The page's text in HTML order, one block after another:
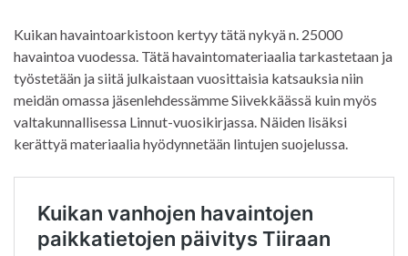
Kuikan havaintoarkistoon kertyy tätä nykyä n. 25000
havaintoa vuodessa. Tätä havaintomateriaalia tarkastetaan ja
työstetään ja siitä julkaistaan vuosittaisia katsauksia niin
meidän omassa jäsenlehdessämme Siivekkäässä kuin myös
valtakunnallisessa Linnut-vuosikirjassa. Näiden lisäksi
kerättyä materiaalia hyödynnetään lintujen suojelussa.